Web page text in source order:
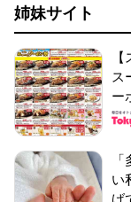
姉妹サイト
ス
ー
い